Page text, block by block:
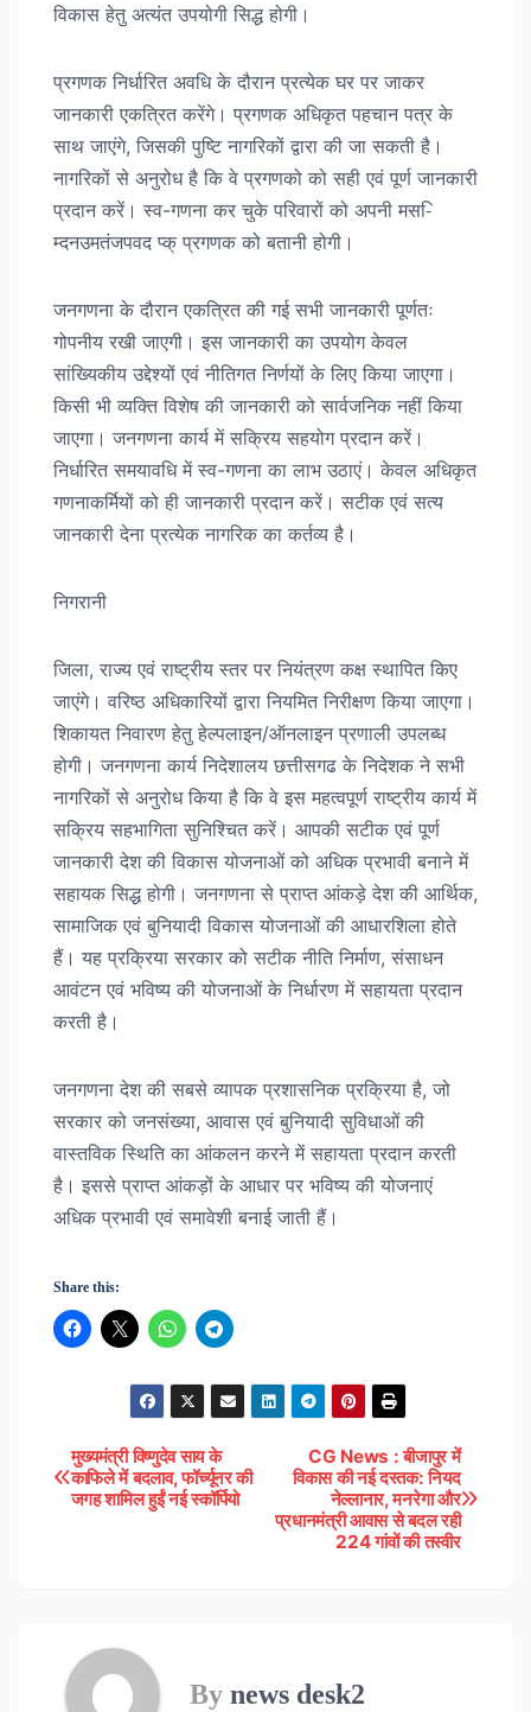
विकास हेतु अत्यंत उपयोगी सिद्ध होगी।
प्रगणक निर्धारित अवधि के दौरान प्रत्येक घर पर जाकर
जानकारी एकत्रित करेंगे। प्रगणक अधिकृत पहचान पत्र के
साथ जाएंगे, जिसकी पुष्टि नागरिकों द्वारा की जा सकती है।
नागरिकों से अनुरोध है कि वे प्रगणको को सही एवं पूर्ण जानकारी
प्रदान करें। स्व-गणना कर चुके परिवारों को अपनी मस-ि
म्दनउमतंजपवद प्क् प्रगणक को बतानी होगी।
जनगणना के दौरान एकत्रित की गई सभी जानकारी पूर्णतः
गोपनीय रखी जाएगी। इस जानकारी का उपयोग केवल
सांख्यिकीय उद्देश्यों एवं नीतिगत निर्णयों के लिए किया जाएगा।
किसी भी व्यक्ति विशेष की जानकारी को सार्वजनिक नहीं किया
जाएगा। जनगणना कार्य में सक्रिय सहयोग प्रदान करें।
निर्धारित समयावधि में स्व-गणना का लाभ उठाएं। केवल अधिकृत
गणनाकर्मियों को ही जानकारी प्रदान करें। सटीक एवं सत्य
जानकारी देना प्रत्येक नागरिक का कर्तव्य है।
निगरानी
जिला, राज्य एवं राष्ट्रीय स्तर पर नियंत्रण कक्ष स्थापित किए
जाएंगे। वरिष्ठ अधिकारियों द्वारा नियमित निरीक्षण किया जाएगा।
शिकायत निवारण हेतु हेल्पलाइन/ऑनलाइन प्रणाली उपलब्ध
होगी। जनगणना कार्य निदेशालय छत्तीसगढ के निदेशक ने सभी
नागरिकों से अनुरोध किया है कि वे इस महत्वपूर्ण राष्ट्रीय कार्य में
सक्रिय सहभागिता सुनिश्चित करें। आपकी सटीक एवं पूर्ण
जानकारी देश की विकास योजनाओं को अधिक प्रभावी बनाने में
सहायक सिद्ध होगी। जनगणना से प्राप्त आंकड़े देश की आर्थिक,
सामाजिक एवं बुनियादी विकास योजनाओं की आधारशिला होते
हैं। यह प्रक्रिया सरकार को सटीक नीति निर्माण, संसाधन
आवंटन एवं भविष्य की योजनाओं के निर्धारण में सहायता प्रदान
करती है।
जनगणना देश की सबसे व्यापक प्रशासनिक प्रक्रिया है, जो
सरकार को जनसंख्या, आवास एवं बुनियादी सुविधाओं की
वास्तविक स्थिति का आंकलन करने में सहायता प्रदान करती
है। इससे प्राप्त आंकड़ों के आधार पर भविष्य की योजनाएं
अधिक प्रभावी एवं समावेशी बनाई जाती हैं।
Share this:
Post
navigation
CG News : बीजापुर में
विकास की नई दस्तक: नियद
नेल्लानार, मनरेगा और
प्रधानमंत्री आवास से बदल रही
224 गांवों की तस्वीर
मुख्यमंत्री विष्णुदेव साय के
काफिले में बदलाव, फॉर्च्यूनर की
जगह शामिल हुईं नई स्कॉर्पियो
By news desk2